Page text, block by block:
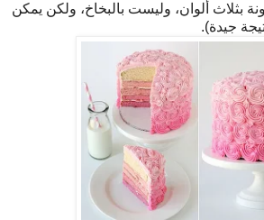
بثلاث ألوان، وليست بالبخاخ، ولكن يمكن
جيدة).